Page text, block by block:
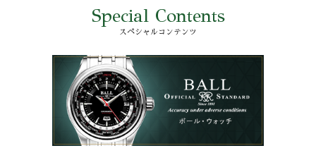
Special Contents
スペシャルコンテンツ